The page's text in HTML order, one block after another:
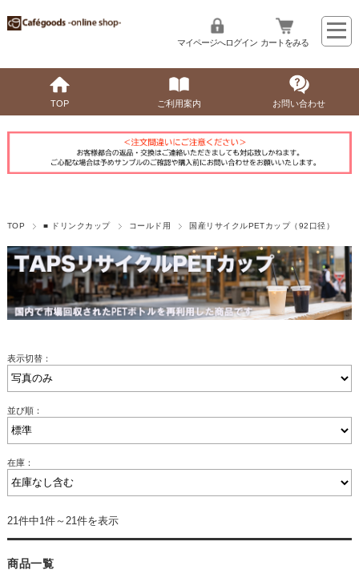
マイページへログイン カートをみる
TOP ご利用案内 お問い合わせ
TOP ■ ドリンクカップ コールド用 国産リサイクルPETカップ（92口径）
表示切替：
並び順：
在庫：
21件中1件～21件を表示
商品一覧